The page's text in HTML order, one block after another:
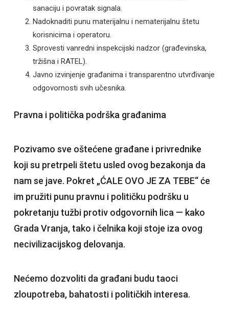
sanaciju i povratak signala.
Nadoknaditi punu materijalnu i nematerijalnu štetu
korisnicima i operatoru.
Sprovesti vanredni inspekcijski nadzor (građevinska,
tržišna i RATEL).
Javno izvinjenje građanima i transparentno utvrđivanje
odgovornosti svih učesnika.
Pravna i politička podrška građanima
Pozivamo sve oštećene građane i privrednike
koji su pretrpeli štetu usled ovog bezakonja da
nam se jave. Pokret „ĆALE OVO JE ZA TEBE“ će
im pružiti punu pravnu i političku podršku u
pokretanju tužbi protiv odgovornih lica — kako
Grada Vranja, tako i čelnika koji stoje iza ovog
necivilizacijskog delovanja.
Nećemo dozvoliti da građani budu taoci
zloupotreba, bahatosti i političkih interesa.